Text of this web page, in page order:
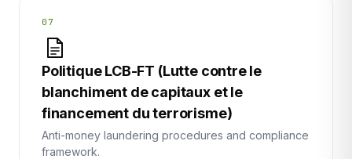
07
Politique LCB-FT (Lutte contre le
blanchiment de capitaux et le
financement du terrorisme)
Anti-money laundering procedures and compliance
framework.